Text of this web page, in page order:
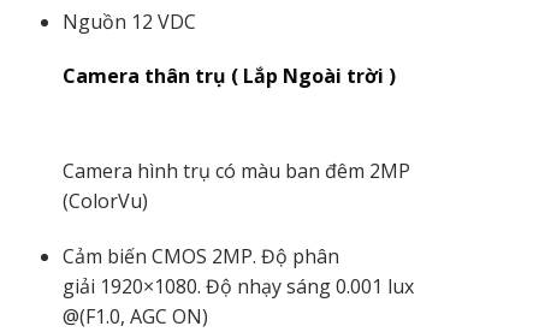
Nguồn 12 VDC
Camera thân trụ ( Lắp Ngoài trời )
Camera hình trụ có màu ban đêm 2MP
(ColorVu)
Cảm biến CMOS 2MP. Độ phân
giải 1920×1080. Độ nhạy sáng 0.001 lux
@(F1.0, AGC ON)